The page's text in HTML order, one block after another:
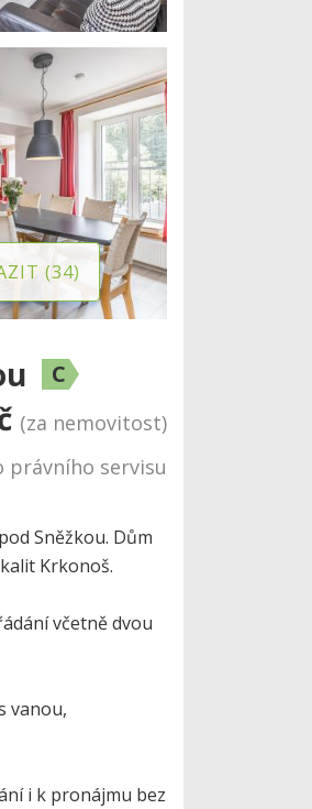
(34)
C
(za nemovitost)
právního servisu
Sněžkou. Dům
Krkonoš.
včetně dvou
vanou,
i k pronájmu bez